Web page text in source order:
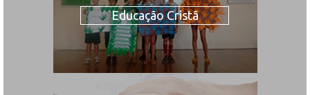
Educação Cristã